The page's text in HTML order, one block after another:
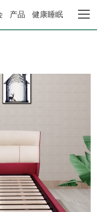
诚信至上 |
产品 健康睡眠
限公司